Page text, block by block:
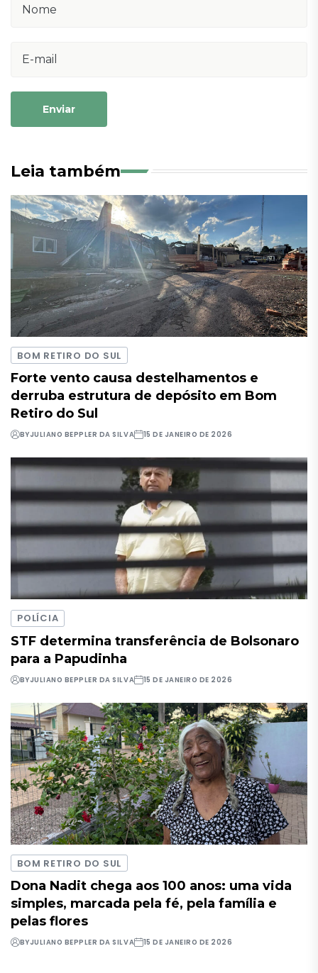
Enviar
Leia também
BOM RETIRO DO SUL
Forte vento causa destelhamentos e
derruba estrutura de depósito em Bom
Retiro do Sul
BYJULIANO BEPPLER DA SILVA 15 DE JANEIRO DE 2026
POLÍCIA
STF determina transferência de Bolsonaro
para a Papudinha
BYJULIANO BEPPLER DA SILVA 15 DE JANEIRO DE 2026
BOM RETIRO DO SUL
Dona Nadit chega aos 100 anos: uma vida
simples, marcada pela fé, pela família e
pelas flores
BYJULIANO BEPPLER DA SILVA 15 DE JANEIRO DE 2026